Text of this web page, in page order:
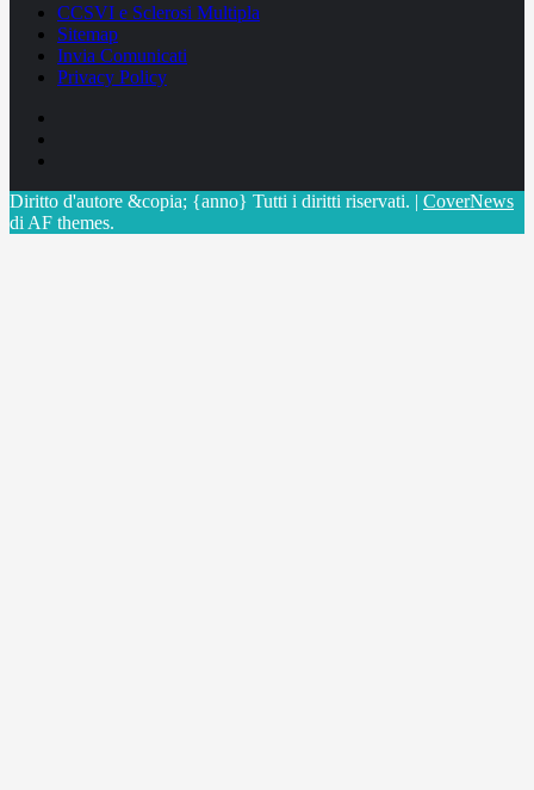
CCSVI e Sclerosi Multipla
Sitemap
Invia Comunicati
Privacy Policy
Diritto d'autore &copia; {anno} Tutti i diritti riservati. | CoverNews
di AF themes.